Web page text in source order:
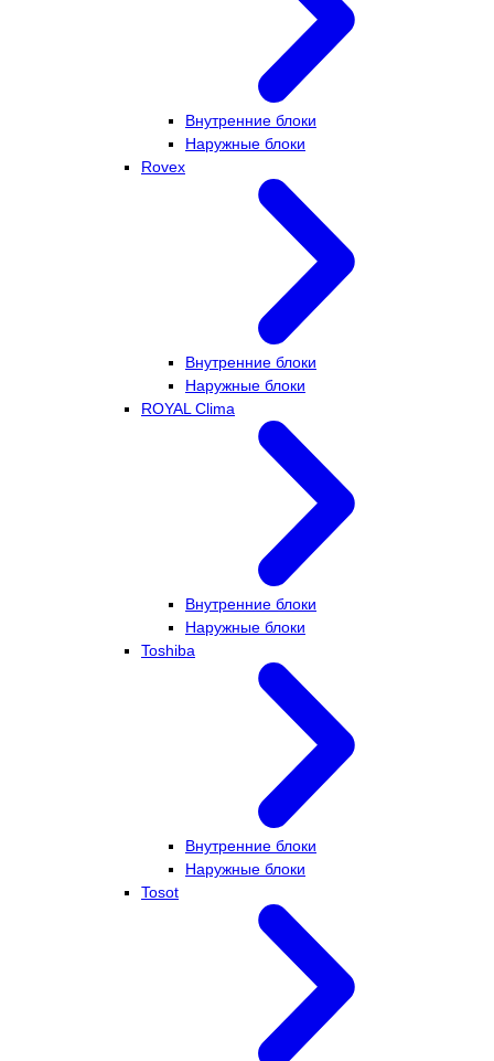
Внутренние блоки
Наружные блоки
Rovex
Внутренние блоки
Наружные блоки
ROYAL Clima
Внутренние блоки
Наружные блоки
Toshiba
Внутренние блоки
Наружные блоки
Tosot